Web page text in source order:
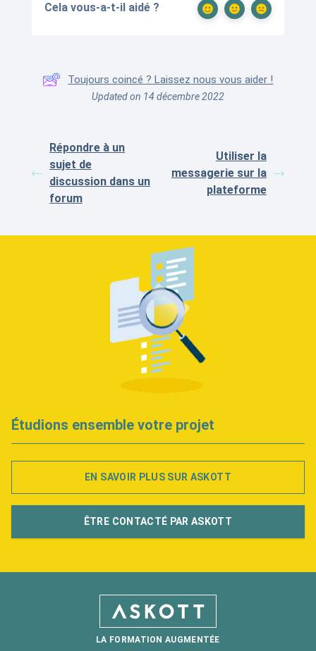
Cela vous-a-t-il aidé ?
Toujours coincé ? Laissez nous vous aider !
Updated on 14 décembre 2022
Répondre à un
sujet de
discussion dans un
forum
Utiliser la
messagerie sur la
plateforme
Étudions ensemble votre projet
EN SAVOIR PLUS SUR ASKOTT
ÊTRE CONTACTÉ PAR ASKOTT
LA FORMATION AUGMENTÉE